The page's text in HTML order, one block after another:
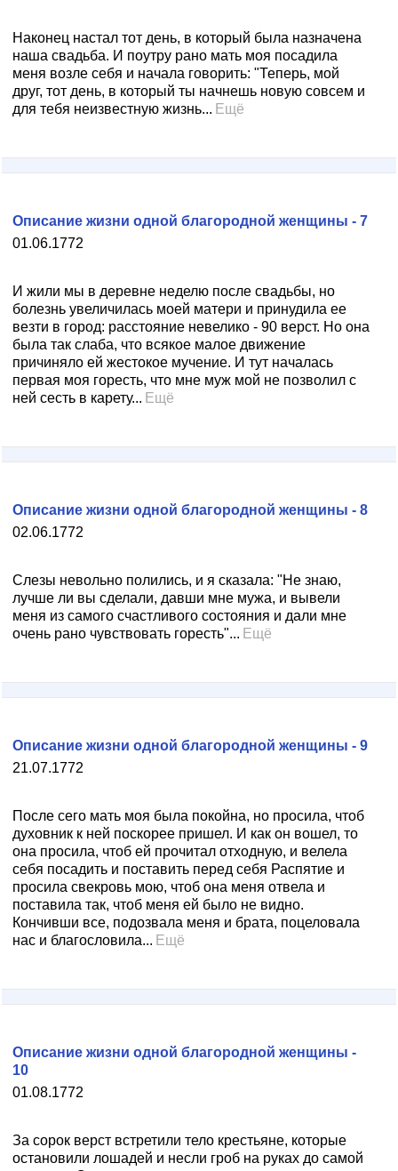
Наконец настал тот день, в который была назначена
наша свадьба. И поутру рано мать моя посадила
меня возле себя и начала говорить: "Теперь, мой
друг, тот день, в который ты начнешь новую совсем и
для тебя неизвестную жизнь... Ещё
01.06.1772
Описание жизни одной благородной женщины - 7
И жили мы в деревне неделю после свадьбы, но
болезнь увеличилась моей матери и принудила ее
везти в город: расстояние невелико - 90 верст. Но она
была так слаба, что всякое малое движение
причиняло ей жестокое мучение. И тут началась
первая моя горесть, что мне муж мой не позволил с
ней сесть в карету... Ещё
02.06.1772
Описание жизни одной благородной женщины - 8
Слезы невольно полились, и я сказала: "Не знаю,
лучше ли вы сделали, давши мне мужа, и вывели
меня из самого счастливого состояния и дали мне
очень рано чувствовать горесть"... Ещё
21.07.1772
Описание жизни одной благородной женщины - 9
После сего мать моя была покойна, но просила, чтоб
духовник к ней поскорее пришел. И как он вошел, то
она просила, чтоб ей прочитал отходную, и велела
себя посадить и поставить перед себя Распятие и
просила свекровь мою, чтоб она меня отвела и
поставила так, чтоб меня ей было не видно.
Кончивши все, подозвала меня и брата, поцеловала
нас и благословила... Ещё
01.08.1772
Описание жизни одной благородной женщины -
10
За сорок верст встретили тело крестьяне, которые
остановили лошадей и несли гроб на руках до самой